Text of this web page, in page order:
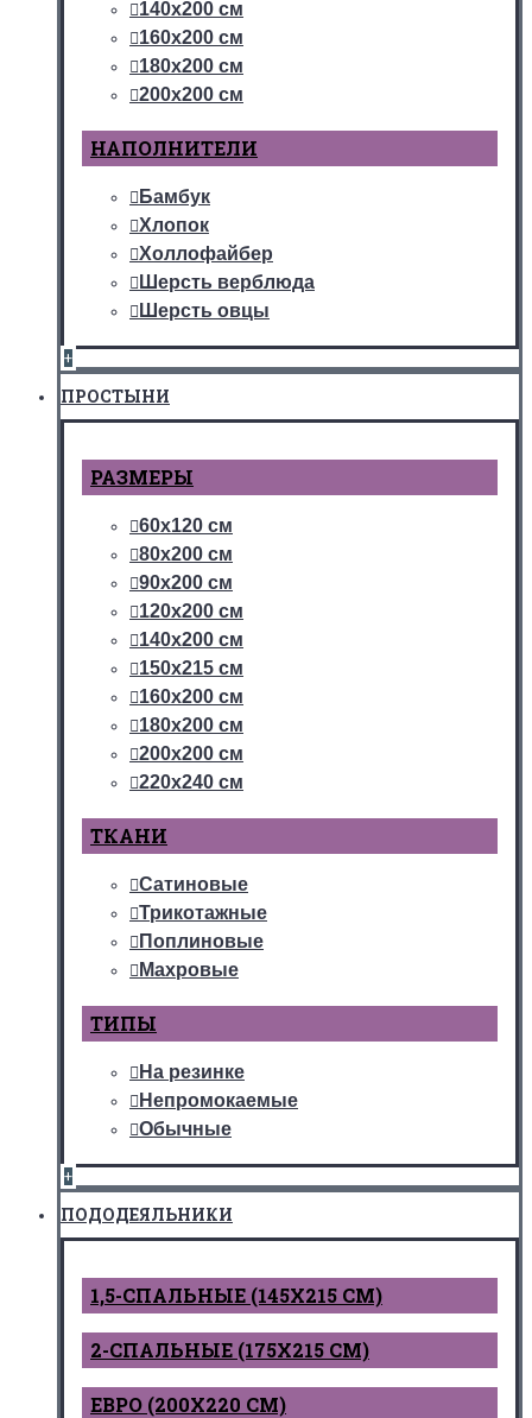
140х200 см
160х200 см
180х200 см
200х200 см
НАПОЛНИТЕЛИ
Бамбук
Хлопок
Холлофайбер
Шерсть верблюда
Шерсть овцы
+
ПРОСТЫНИ
РАЗМЕРЫ
60х120 см
80х200 см
90х200 см
120х200 см
140х200 см
150х215 см
160х200 см
180х200 см
200х200 см
220х240 см
ТКАНИ
Сатиновые
Трикотажные
Поплиновые
Махровые
ТИПЫ
На резинке
Непромокаемые
Обычные
+
ПОДОДЕЯЛЬНИКИ
1,5-СПАЛЬНЫЕ (145Х215 СМ)
2-СПАЛЬНЫЕ (175Х215 СМ)
ЕВРО (200Х220 СМ)